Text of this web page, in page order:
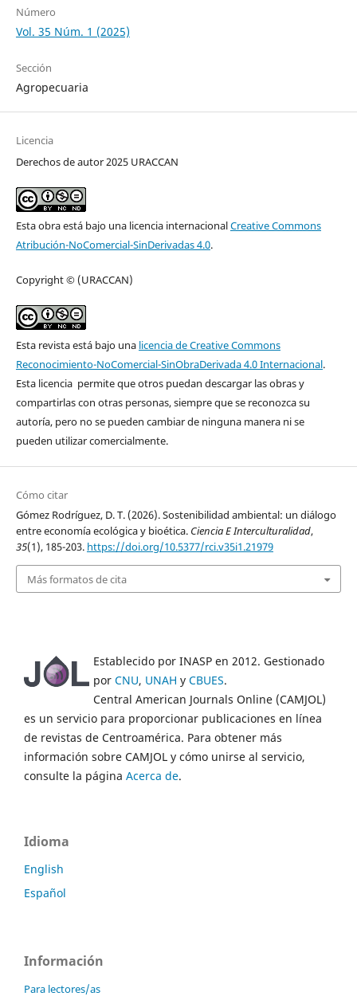
Número
Vol. 35 Núm. 1 (2025)
Sección
Agropecuaria
Licencia
Derechos de autor 2025 URACCAN
Esta obra está bajo una licencia internacionalCreative Commons
Atribución-NoComercial-SinDerivadas 4.0.
Copyright © (URACCAN)
Esta revista está bajo una licencia de Creative Commons
Reconocimiento-NoComercial-SinObraDerivada 4.0 Internacional.
Esta licencia permite que otros puedan descargar las obras y
compartirlas con otras personas, siempre que se reconozca su
autoría, pero no se pueden cambiar de ninguna manera ni se
pueden utilizar comercialmente.
Cómo citar
Gómez Rodríguez, D. T. (2026). Sostenibilidad ambiental: un diálogo
entre economía ecológica y bioética. Ciencia E Interculturalidad,
35(1), 185-203. https://doi.org/10.5377/rci.v35i1.21979
Más formatos de cita
Establecido por INASP en 2012. Gestionado
por CNU, UNAH y CBUES.
Central American Journals Online (CAMJOL)
es un servicio para proporcionar publicaciones en línea
de revistas de Centroamérica. Para obtener más
información sobre CAMJOL y cómo unirse al servicio,
consulte la página Acerca de.
Idioma
English
Español
Información
Para lectores/as